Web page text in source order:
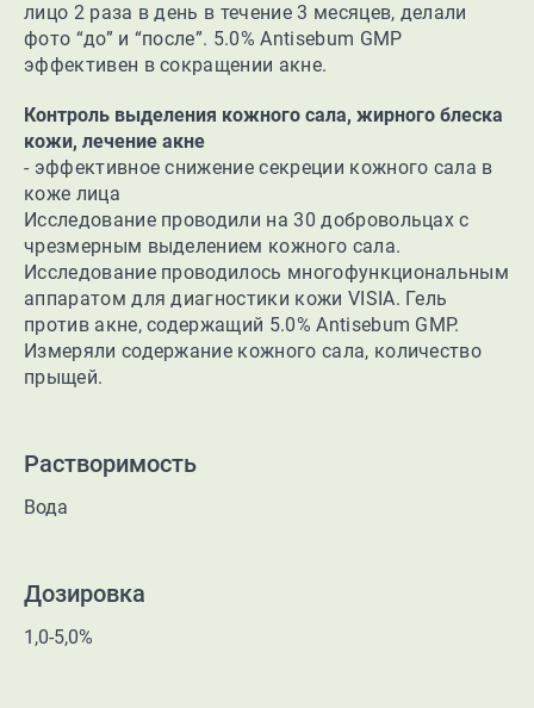
лицо 2 раза в день в течение 3 месяцев, делали
фото “до” и “после”. 5.0% Antisebum GMP
эффективен в сокращении акне.
Контроль выделения кожного сала, жирного блеска
кожи, лечение акне
- эффективное снижение секреции кожного сала в
коже лица
Исследование проводили на 30 добровольцах с
чрезмерным выделением кожного сала.
Исследование проводилось многофункциональным
аппаратом для диагностики кожи VISIA. Гель
против акне, содержащий 5.0% Antisebum GMP.
Измеряли содержание кожного сала, количество
прыщей.
Растворимость
Вода
Дозировка
1,0-5,0%